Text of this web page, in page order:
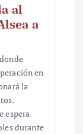
al
a
en
la
espera
durante